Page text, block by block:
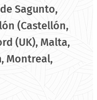
Sagunto,
(Castellón,
(UK), Malta,
Montreal,